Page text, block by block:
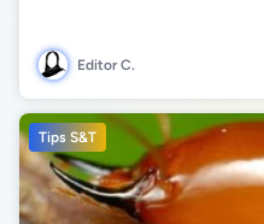
Editor C.
Tips S&T